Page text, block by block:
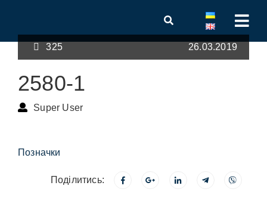
325 26.03.2019
2580-1
Super User
Позначки
Поділитись: